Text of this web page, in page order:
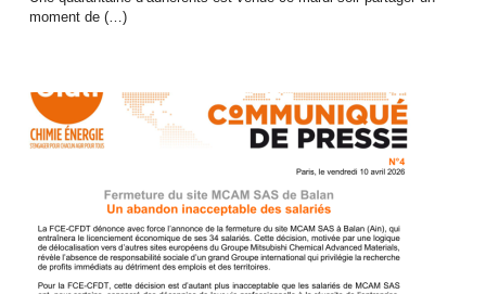
moment de (…)